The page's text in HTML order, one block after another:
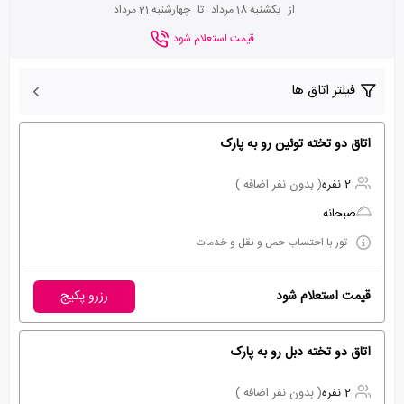
از یکشنبه 18 مرداد تا چهارشنبه 21 مرداد
قیمت استعلام شود
فیلتر اتاق ها
اتاق دو تخته توئین رو به پارک
2 نفره
( بدون نفر اضافه )
صبحانه
تور با احتساب حمل و نقل و خدمات
قیمت استعلام شود رزرو پکیج
اتاق دو تخته دبل رو به پارک
2 نفره
( بدون نفر اضافه )